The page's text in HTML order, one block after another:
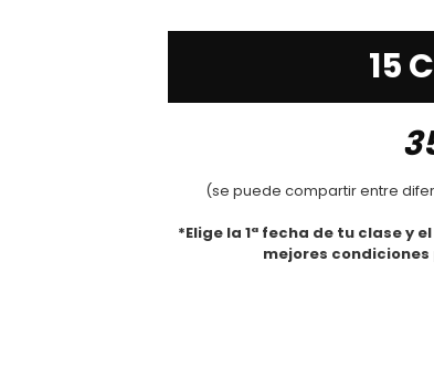
15
(se puede compartir entre
*Elige la 1ª fecha de tu clase y
mejores